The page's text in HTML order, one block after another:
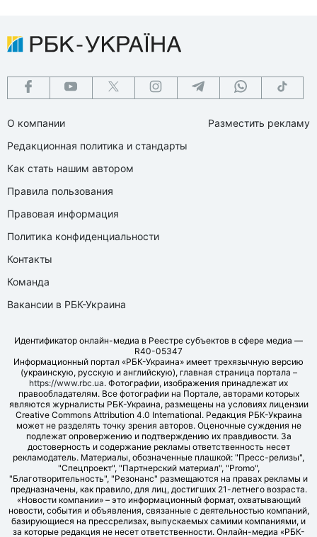
О компании
Редакционная политика и стандарты
Как стать нашим автором
Правила пользования
Правовая информация
Политика конфиденциальности
Контакты
Команда
Вакансии в РБК-Украина
Разместить рекламу
Идентификатор онлайн-медиа в Реестре субъектов в сфере медиа —
R40-05347
Информационный портал «РБК-Украина» имеет трехязычную версию
(украинскую, русскую и английскую), главная страница портала –
https://www.rbc.ua. Фотографии, изображения принадлежат их
правообладателям. Все фотографии на Портале, авторами которых
являются журналисты РБК-Украина, размещены на условиях лицензии
Creative Commons Attribution 4.0 International. Редакция РБК-Украина
может не разделять точку зрения авторов. Оценочные суждения не
подлежат опровержению и подтверждению их правдивости. За
достоверность и содержание рекламы ответственность несет
рекламодатель. Материалы, обозначенные плашкой: "Пресс-релизы",
"Спецпроект", "Партнерский материал", "Promo",
"Благотворительность", "Резонанс" размещаются на правах рекламы и
предназначены, как правило, для лиц, достигших 21-летнего возраста.
«Новости компании» – это информационный формат, охватывающий
новости, события и объявления, связанные с деятельностью компаний,
базирующиеся на прессрелизах, выпускаемых самими компаниями, и
за которые редакция не несет ответственности. Онлайн-медиа «РБК-